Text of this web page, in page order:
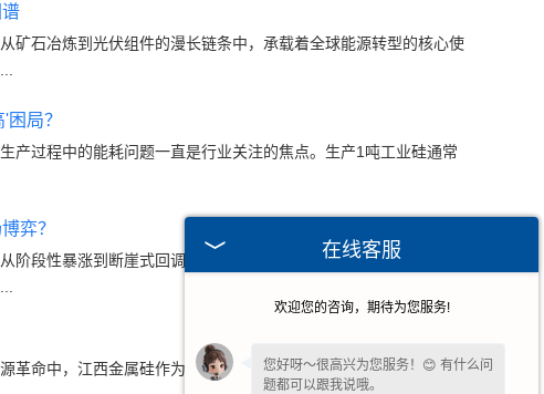
石冶炼到光伏组件的漫长链条中，承载着全球能源转型的核心使
局？
过程中的能耗问题一直是行业关注的焦点。生产1吨工业硅通常
弈？
段性暴涨到断崖式回调，波动幅度远超常规大宗商品。这种剧烈
命中，江西金属硅作为产业链上游的核心原料，始终以“隐形推
在线客服
欢迎您的咨询，期待为您服务!
您好呀～很高兴为您服务！😊 有什么问
题都可以跟我说哦。